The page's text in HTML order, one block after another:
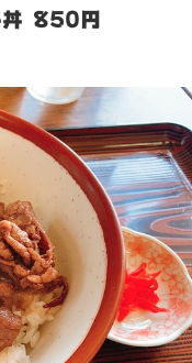
丼 850円